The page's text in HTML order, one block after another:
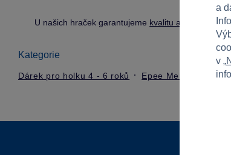
U našich hraček garantujeme kvalitu a bezpečnost.
Kategorie
Dárek pro holku 4 - 6 roků Epee Merch
a
v „